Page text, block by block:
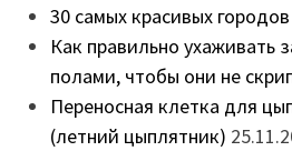
30 самых красивых
Как правильно ухаживать
полами, чтобы они не
Переносная клетка для
(летний цыплятник)